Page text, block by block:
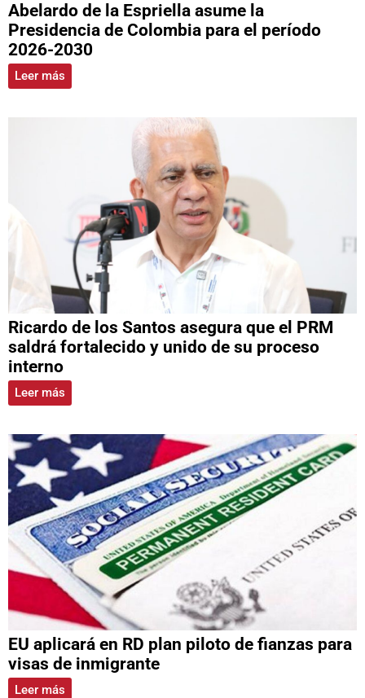
Abelardo de la Espriella asume la
Presidencia de Colombia para el período
2026-2030
Leer más
Ricardo de los Santos asegura que el PRM
saldrá fortalecido y unido de su proceso
interno
Leer más
EU aplicará en RD plan piloto de fianzas para
visas de inmigrante
Leer más